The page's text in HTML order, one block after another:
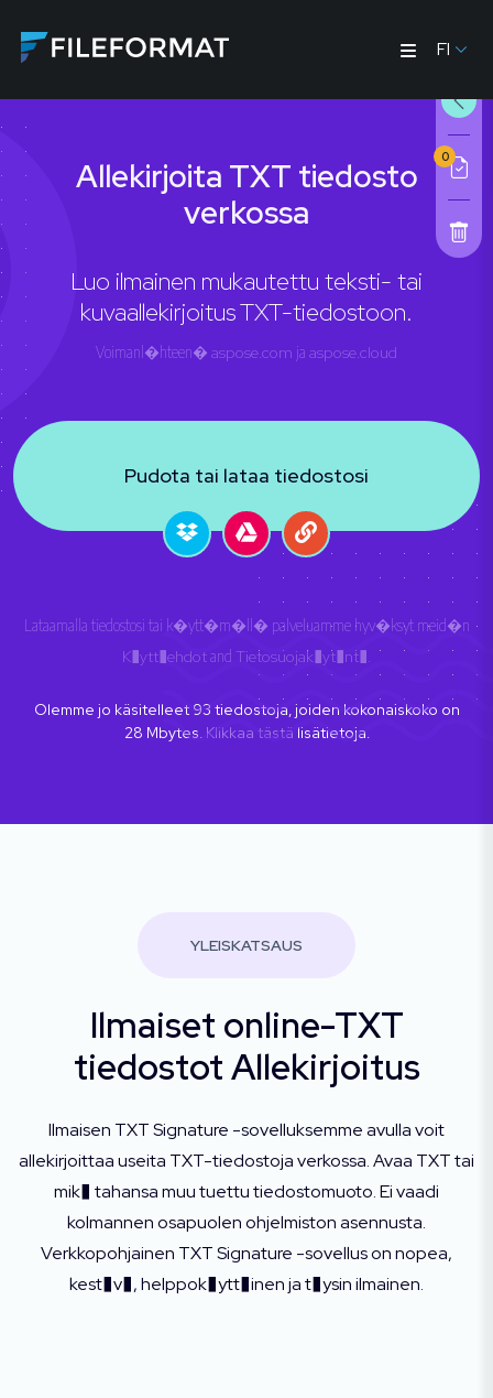
FI
0
Allekirjoita TXT tiedosto
verkossa
Luo ilmainen mukautettu teksti- tai
kuvaallekirjoitus TXT-tiedostoon.
Voimanl�hteen� aspose.com ja aspose.cloud
Pudota tai lataa tiedostosi
Lataamalla tiedostosi tai k�ytt�m�ll� palveluamme hyv�ksyt meid�n
K�ytt�ehdotand Tietosuojak�yt�nt�
Olemme jo käsitelleet 93 tiedostoja, joiden kokonaiskoko on
28 Mbytes. Klikkaa tästä lisätietoja.
YLEISKATSAUS
Ilmaiset online-TXT
tiedostot Allekirjoitus
Ilmaisen TXT Signature -sovelluksemme avulla voit
allekirjoittaa useita TXT-tiedostoja verkossa. Avaa TXT tai
mik� tahansa muu tuettu tiedostomuoto. Ei vaadi
kolmannen osapuolen ohjelmiston asennusta.
Verkkopohjainen TXT Signature -sovellus on nopea,
kest�v�, helppok�ytt�inen ja t�ysin ilmainen.